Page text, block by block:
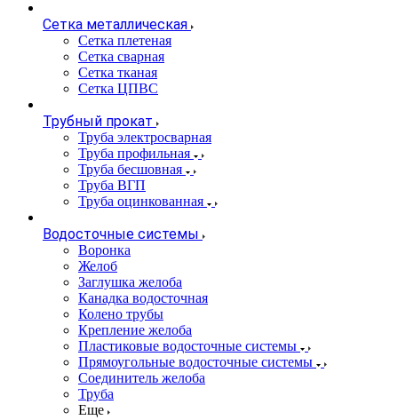
Сетка металлическая
Сетка плетеная
Сетка сварная
Сетка тканая
Сетка ЦПВС
Трубный прокат
Труба электросварная
Труба профильная
Труба бесшовная
Труба ВГП
Труба оцинкованная
Водосточные системы
Воронка
Желоб
Заглушка желоба
Канадка водосточная
Колено трубы
Крепление желоба
Пластиковые водосточные системы
Прямоугольные водосточные системы
Соединитель желоба
Труба
Еще